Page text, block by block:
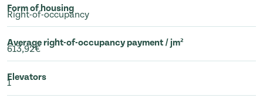
Form of housing
Right-of-occupancy
Average right-of-occupancy payment / jm²
613,92€
Elevators
1